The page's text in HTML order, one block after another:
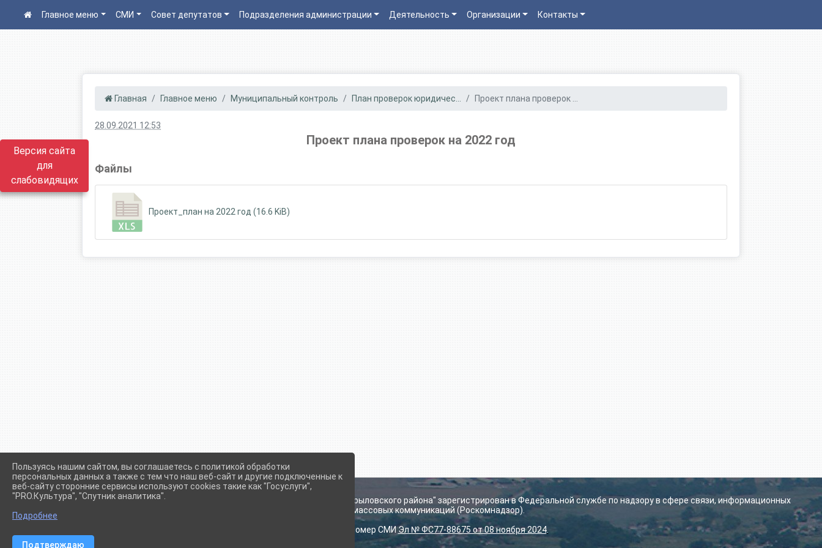
Версия сайта
для
слабовидящих
Главное меню СМИ Совет депутатов Подразделения администрации Деятельность Организации Контакты
Главная Главное меню Муниципальный контроль План проверок юридичес... Проект плана проверок ...
28.09.2021 12:53
Проект плана проверок на 2022 год
Файлы
Проект_план на 2022 год (16.6 KiB)
Сетевое издание (сайт) "Администрации Крыловского сельского поселения Крыловского района" зарегистрирован в Федеральной службе по надзору в сфере связи, информационных
технологий и массовых коммуникаций (Роскомнадзор).
Регистрационный номер СМИЭл № ФС77-88675 от 08 ноября 2024.
Пользуясь нашим сайтом, вы соглашаетесь с политикой обработки
персональных данных а также с тем что наш веб-сайт и другие подключенные к
веб-сайту сторонние сервисы используют cookies такие как "Госуслуги",
"PRO.Культура", "Спутник аналитика".
Подробнее
Подтверждаю